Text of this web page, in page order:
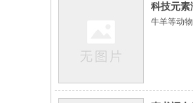
科技元素
牛羊等动